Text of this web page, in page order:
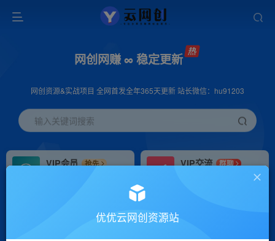
网创网赚 ∞ 稳定更新
网创资源&实战项目 全网首发全年365天更新 站长微信：hu91203
输入关键词搜索
VIP会员
抢先
VIP交流
群聊
研究探讨更多创业项目路子。
会员专属推广链接优优云网创资源站